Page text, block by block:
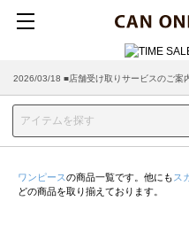
2026/03/18 ■店舗受け取りサービスのご案
ワンピースの商品一覧です。他にも ス
どの商品を取り揃えております。